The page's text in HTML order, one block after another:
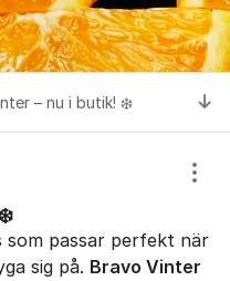
– nu i butik! ❄️
passar perfekt när
sig på. Bravo Vinter